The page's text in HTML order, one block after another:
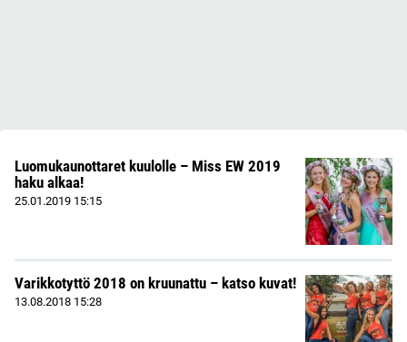
Luomukaunottaret kuulolle – Miss EW 2019
haku alkaa!
25.01.2019 15:15
Varikkotyttö 2018 on kruunattu – katso kuvat!
13.08.2018 15:28